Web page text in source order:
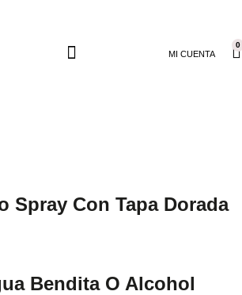
MI CUENTA
0
Spray Con Tapa Dorada
Bendita O Alcohol